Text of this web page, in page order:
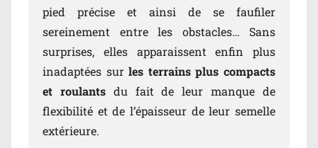
pied précise et ainsi de se faufiler
sereinement entre les obstacles… Sans
surprises, elles apparaissent enfin plus
inadaptées surles terrains plus compacts
et roulants du fait de leur manque de
flexibilité et de l’épaisseur de leur semelle
extérieure.